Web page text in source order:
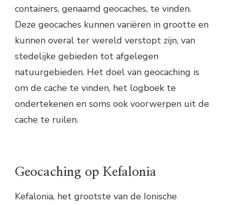
containers, genaamd geocaches, te vinden.
Deze geocaches kunnen variëren in grootte en
kunnen overal ter wereld verstopt zijn, van
stedelijke gebieden tot afgelegen
natuurgebieden. Het doel van geocaching is
om de cache te vinden, het logboek te
ondertekenen en soms ook voorwerpen uit de
cache te ruilen.
Geocaching op Kefalonia
Kefalonia, het grootste van de Ionische